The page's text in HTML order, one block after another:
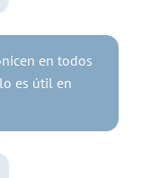
en todos
es útil en